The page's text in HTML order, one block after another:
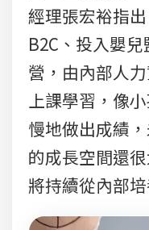
經理張宏裕指
B2C、投入嬰
營，由內部人
上課學習，像
慢地做出成績
的成長空間還
將持續從內部